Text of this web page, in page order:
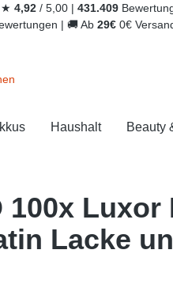
springen
★ 4,92 / 5,00 | 431.409
| 🚚 Ab 29€ 0€
Haushalt Beauty
100x
Lacke